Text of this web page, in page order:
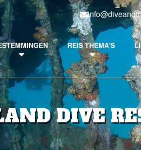
REIS THEMA'S
DIVE